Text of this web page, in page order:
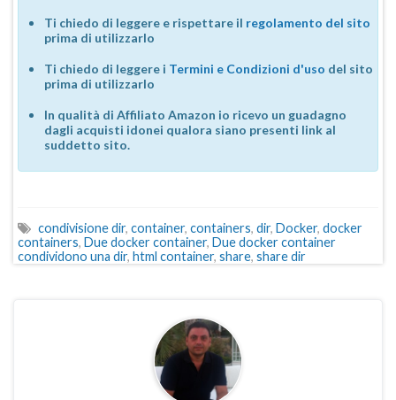
Ti chiedo di leggere e rispettare il regolamento del sito
prima di utilizzarlo
Ti chiedo di leggere i Termini e Condizioni d'uso del sito
prima di utilizzarlo
In qualità di Affiliato Amazon io ricevo un guadagno
dagli acquisti idonei qualora siano presenti link al
suddetto sito.
condivisione dir, container, containers, dir, Docker, docker
containers, Due docker container, Due docker container
condividono una dir, html container, share, share dir